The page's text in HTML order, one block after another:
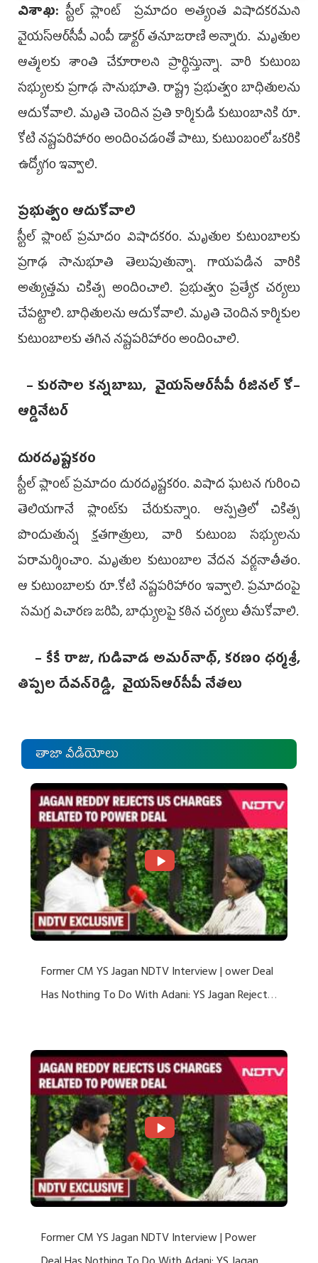
విశాఖ‌: స్టీల్‌ ప్లాంట్‌ ప్రమాదం అత్యంత విషాదకరమ‌ని
వైయ‌స్ఆర్‌సీపీ ఎంపీ డాక్టర్‌ తనూజరాణి అన్నారు. మృతుల
ఆత్మలకు శాంతి చేకూరాలని ప్రార్థిస్తున్నా. వారి కుటుంబ
సభ్యులకు ప్రగాఢ సానుభూతి. రాష్ట్ర ప్రభుత్వం బాధితులను
ఆదుకోవాలి. మృతి చెందిన ప్రతి కార్మికుడి కుటుంబానికి రూ.
కోటి నష్టపరిహారం అందించడంతో పాటు, కుటుంబంలో ఒకరికి
ఉద్యోగం ఇవ్వాలి.
ప్రభుత్వం ఆదుకోవాలి
స్టీల్‌ ప్లాంట్‌ ప్రమాదం విషాదకరం. మృతుల కుటుంబాలకు
ప్రగాఢ సానుభూతి తెలుపుతున్నా. గాయపడిన వారికి
అత్యుత్తమ చికిత్స అందించాలి. ప్రభుత్వం ప్రత్యేక చర్యలు
చేపట్టాలి. బాధితులను ఆదుకోవాలి. మృతి చెందిన కార్మికుల
కుటుంబాలకు తగిన నష్టపరిహారం అందించాలి.
– కురసాల కన్నబాబు, వైయ‌స్ఆర్‌సీపీ​ రీజినల్‌ కో–
ఆర్డినేటర్‌
దురదృష్టకరం
స్టీల్‌ ప్లాంట్‌ ప్రమాదం దురదృష్టకరం. విషాద ఘటన గురించి
తెలియగానే ప్లాంట్‌కు చేరుకున్నాం. ఆస్పత్రిలో చికిత్స
పొందుతున్న క్షతగాత్రులు, వారి కుటుంబ సభ్యులను
పరామర్శించాం. మృతుల కుటుంబాల వేదన వర్ణనాతీతం.
ఆ కుటుంబాలకు రూ.కోటి నష్టపరిహారం ఇవ్వాలి. ప్రమాదంపై
సమగ్ర విచారణ జరిపి, బాధ్యులపై కఠిన చర్యలు తీసుకోవాలి.
– కేకే రాజు, గుడివాడ అమర్‌నాథ్, కరణం ధర్మశ్రీ,
తిప్పల దేవన్‌రెడ్డి, వైయ‌స్ఆర్‌సీపీ నేతలు
తాజా వీడియోలు
Former CM YS Jagan NDTV Interview | ower Deal
Has Nothing To Do With Adani: YS Jagan Rejects
Former CM YS Jagan NDTV Interview | Power